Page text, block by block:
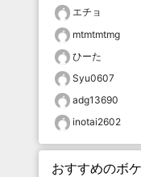
エチョ
mtmtmtmg
ひーた
Syu0607
adg13690
inotai2602
おすすめのボ